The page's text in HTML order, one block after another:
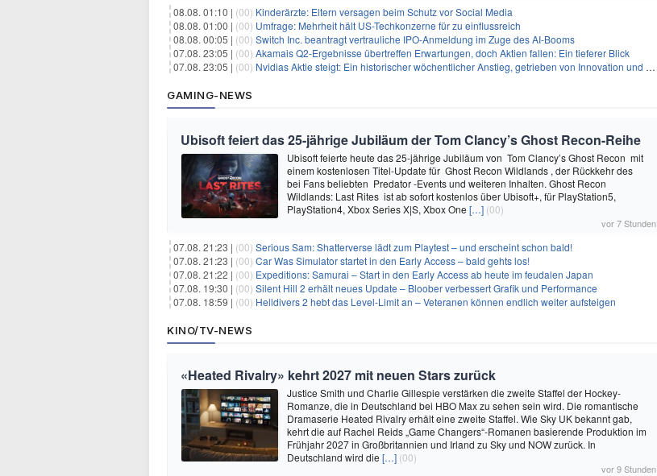
08.08. 01:10 | (00) Kinderärzte: Eltern versagen beim Schutz vor Social Media
08.08. 01:00 | (00) Umfrage: Mehrheit hält US-Techkonzerne für zu einflussreich
08.08. 00:05 | (00) Switch Inc. beantragt vertrauliche IPO-Anmeldung im Zuge des AI-Booms
07.08. 23:05 | (00) Akamais Q2-Ergebnisse übertreffen Erwartungen, doch Aktien fallen: Ein tieferer Blick
07.08. 23:05 | (00) Nvidias Aktie steigt: Ein historischer wöchentlicher Anstieg, getrieben von Innovation und Marktnachfrage
GAMING-NEWS
Ubisoft feiert das 25-jährige Jubiläum der Tom Clancy’s Ghost Recon-Reihe
Ubisoft feierte heute das 25-jährige Jubiläum von Tom Clancy’s Ghost Recon mit
einem kostenlosen Titel-Update für Ghost Recon Wildlands , der Rückkehr des
bei Fans beliebten Predator -Events und weiteren Inhalten. Ghost Recon
Wildlands: Last Rites ist ab sofort kostenlos über Ubisoft+, für PlayStation5,
PlayStation4, Xbox Series X|S, Xbox One […] (00)
vor 7 Stunden
07.08. 21:23 | (00) Serious Sam: Shatterverse lädt zum Playtest – und erscheint schon bald!
07.08. 21:23 | (00) Car Was Simulator startet in den Early Access – bald gehts los!
07.08. 21:22 | (00) Expeditions: Samurai – Start in den Early Access ab heute im feudalen Japan
07.08. 19:30 | (00) Silent Hill 2 erhält neues Update – Bloober verbessert Grafik und Performance
07.08. 18:59 | (00) Helldivers 2 hebt das Level-Limit an – Veteranen können endlich weiter aufsteigen
KINO/TV-NEWS
«Heated Rivalry» kehrt 2027 mit neuen Stars zurück
Justice Smith und Charlie Gillespie verstärken die zweite Staffel der Hockey-
Romanze, die in Deutschland bei HBO Max zu sehen sein wird. Die romantische
Dramaserie Heated Rivalry erhält eine zweite Staffel. Wie Sky UK bekannt gab,
kehrt die auf Rachel Reids „Game Changers“-Romanen basierende Produktion im
Frühjahr 2027 in Großbritannien und Irland zu Sky und NOW zurück. In
Deutschland wird die […] (00)
vor 9 Stunden